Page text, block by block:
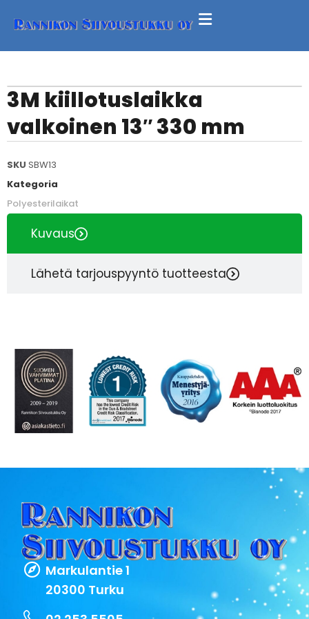
3M kiillotuslaikka
valkoinen 13″ 330 mm
SKU SBW13
Kategoria
Polyesterilaikat
Kuvaus
Lähetä tarjouspyyntö tuotteesta
Markulantie 1
20300 Turku